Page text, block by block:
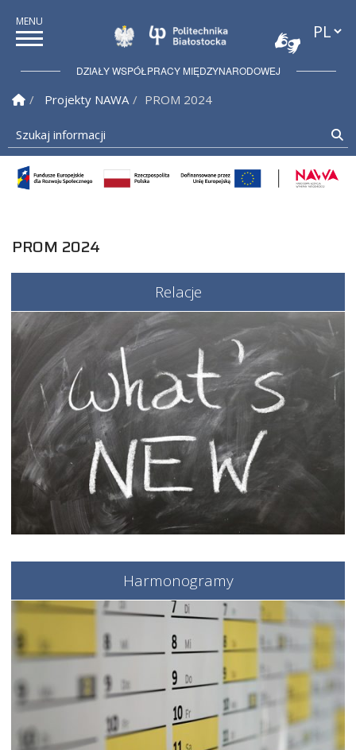
Politechnika
DZIAŁY WSPÓŁPRACY MIĘDZYNARODOWEJ
Strona Główna
Projekty NAWA
PROM 2024
Szukaj informacji
PROM 2024
Relacje
Harmonogramy